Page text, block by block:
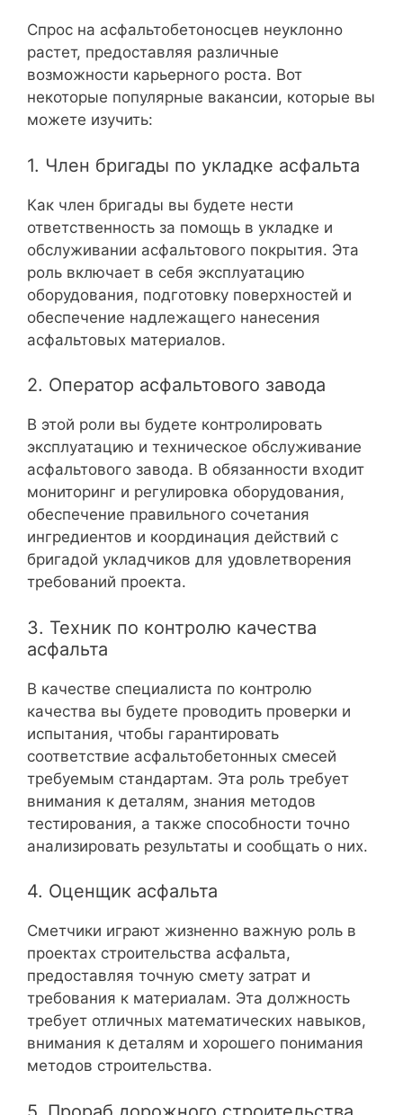
Спрос на асфальтобетоносцев неуклонно
растет, предоставляя различные
возможности карьерного роста. Вот
некоторые популярные вакансии, которые вы
можете изучить:
1. Член бригады по укладке асфальта
Как член бригады вы будете нести
ответственность за помощь в укладке и
обслуживании асфальтового покрытия. Эта
роль включает в себя эксплуатацию
оборудования, подготовку поверхностей и
обеспечение надлежащего нанесения
асфальтовых материалов.
2. Оператор асфальтового завода
В этой роли вы будете контролировать
эксплуатацию и техническое обслуживание
асфальтового завода. В обязанности входит
мониторинг и регулировка оборудования,
обеспечение правильного сочетания
ингредиентов и координация действий с
бригадой укладчиков для удовлетворения
требований проекта.
3. Техник по контролю качества
асфальта
В качестве специалиста по контролю
качества вы будете проводить проверки и
испытания, чтобы гарантировать
соответствие асфальтобетонных смесей
требуемым стандартам. Эта роль требует
внимания к деталям, знания методов
тестирования, а также способности точно
анализировать результаты и сообщать о них.
4. Оценщик асфальта
Сметчики играют жизненно важную роль в
проектах строительства асфальта,
предоставляя точную смету затрат и
требования к материалам. Эта должность
требует отличных математических навыков,
внимания к деталям и хорошего понимания
методов строительства.